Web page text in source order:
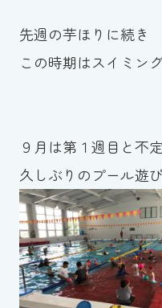
先週の芋ほりに続き
この時期はスイミン
９月は第１週目と不
久しぶりのプール遊